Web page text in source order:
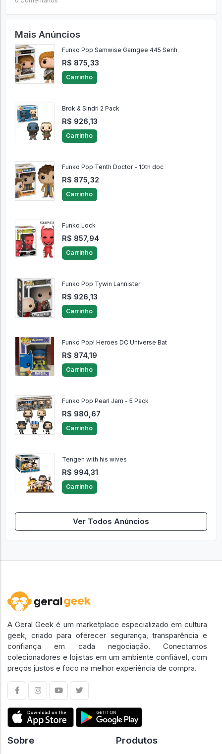
Mais Anúncios
Funko Pop Samwise Gamgee 445 Senh
R$ 875,33
Carrinho
Brok & Sindri 2 Pack
R$ 926,13
Carrinho
Funko Pop Tenth Doctor - 10th doc
R$ 875,32
Carrinho
Funko Lock
R$ 857,94
Carrinho
Funko Pop Tywin Lannister
R$ 926,13
Carrinho
Funko Pop! Heroes DC Universe Bat
R$ 874,19
Carrinho
Funko Pop Pearl Jam - 5 Pack
R$ 980,67
Carrinho
Tengen with his wives
R$ 994,31
Carrinho
Ver Todos Anúncios
A Geral Geek é um marketplace especializado em cultura
geek, criado para oferecer segurança, transparência e
confiança em cada negociação. Conectamos
colecionadores e lojistas em um ambiente confiável, com
preços justos e foco na melhor experiência de compra.
Sobre Produtos